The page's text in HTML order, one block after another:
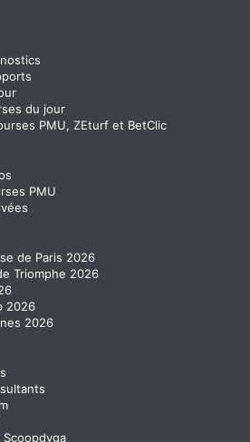
du jour
PMU, ZEturf et BetClic
PMU
de Paris 2026
Triomphe 2026
2026
2026
Scoopdyga